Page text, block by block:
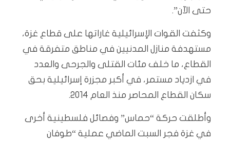
حتى الآن”.
وكثفت القوات الإسرائيلية غاراتها على قطاع غزة،
مستهدفة منازل المدنيين في مناطق متفرقة في
القطاع، ما خلف مئات القتلى والجرحى والعدد
في ازدياد مستمر، في أكبر مجزرة إسرائيلية بحق
سكان القطاع المحاصر منذ العام 2014.
وأطلقت حركة “حماس” وفصائل فلسطينية أخرى
في غزة فجر السبت الماضي عملية “طوفان